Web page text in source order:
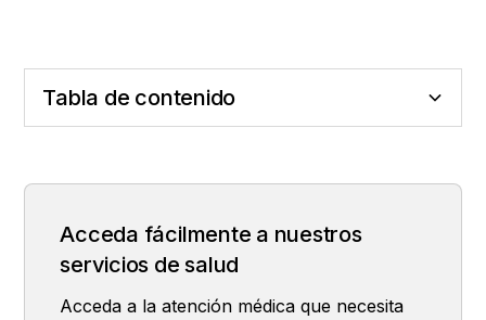
Tabla de contenido
Acceda fácilmente a nuestros
servicios de salud
Acceda a la atención médica que necesita